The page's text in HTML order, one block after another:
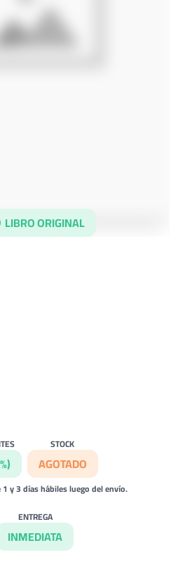
LIBRO ORIGINAL
STOCK
AGOTADO
y 3 días hábiles luego del envío.
ENTREGA
INMEDIATA